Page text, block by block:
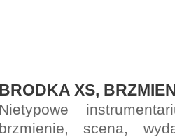
BRODKA XS,
Nietypowe
brzmienie, scena,